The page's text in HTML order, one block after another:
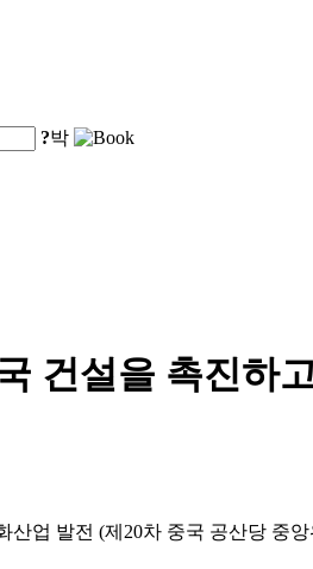
?박
건설을 촉진하
업 발전 (제20차 중국 공산당